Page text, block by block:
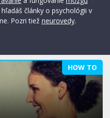
články o psychológii v
Pozri tiež neurovedy.
HOW TO